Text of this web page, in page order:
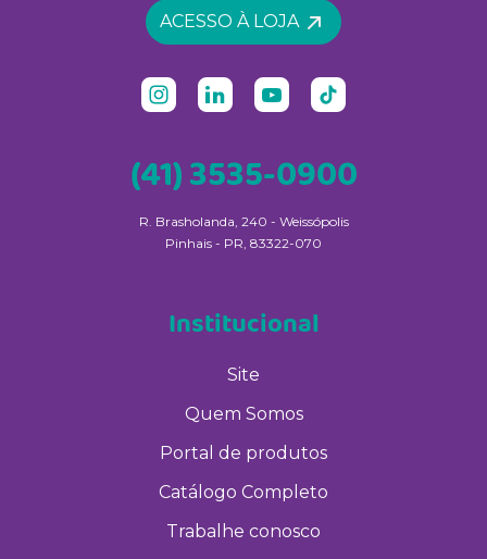
ACESSO À LOJA
(41) 3535-0900
R. Brasholanda, 240 - Weissópolis
Pinhais - PR, 83322-070
Institucional
Site
Quem Somos
Portal de produtos
Catálogo Completo
Trabalhe conosco